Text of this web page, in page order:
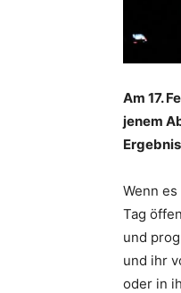
Am 17.
jenem
Wenn
Tag
und
und ihr
oder in